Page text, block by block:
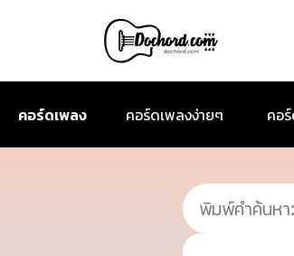
คอร์ดเพลง คอร์ดเพลงง่ายๆ คอ